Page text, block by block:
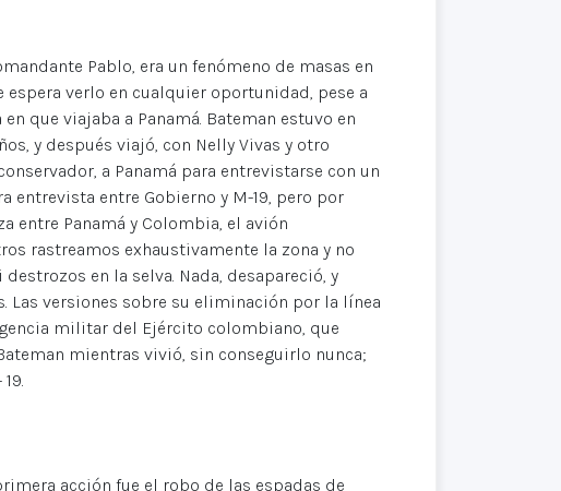
Pablo, era un fenómeno de masas en
espera verlo en cualquier oportunidad, pese a
que viajaba a Panamá. Bateman estuvo en
y después viajó, con Nelly Vivas y otro
a Panamá para entrevistarse con un
entrevista entre Gobierno y M-19, pero por
entre Panamá y Colombia, el avión
rastreamos exhaustivamente la zona y no
en la selva. Nada, desapareció, y
Las versiones sobre su eliminación por la línea
militar del Ejército colombiano, que
mientras vivió, sin conseguirlo nunca;
acción fue el robo de las espadas de